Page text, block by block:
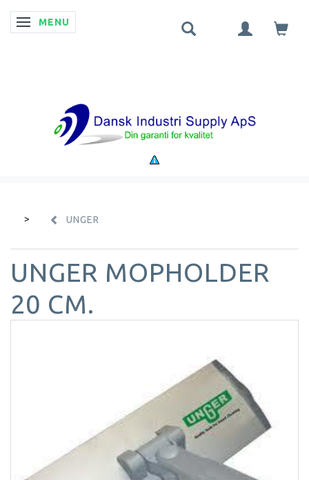
SKIFTE NAVIGATION
MENU
UNGER
UNGER MOPHOLDER
20 CM.